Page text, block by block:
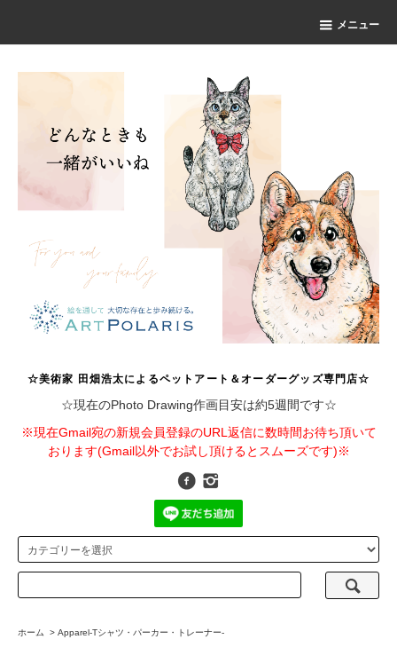
メニュー
☆美術家 田畑浩太によるペットアート＆オーダーグッズ専門店☆
☆現在のPhoto Drawing作画目安は約5週間です☆
※現在Gmail宛の新規会員登録のURL返信に数時間お待ち頂いて
おります(Gmail以外でお試し頂けるとスムーズです)※
ホーム > Apparel-Tシャツ・パーカー・トレーナー-